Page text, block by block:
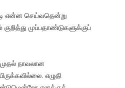
என்ன செய்வதென்று
முப்பதாண்டுகளுக்குப்
நாவலான
எழுதி